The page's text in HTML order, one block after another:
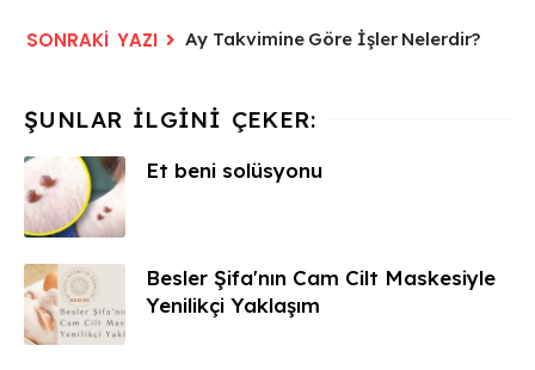
Ay Takvimine Göre İşler Nelerdir?
Et beni solüsyonu
Besler Şifa'nın Cam Cilt Maskesiyle
Yenilikçi Yaklaşım